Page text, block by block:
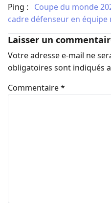
Ping :
​Coupe du monde
cadre défenseur en équipe
Laisser un
Votre adresse e-mail ne
obligatoires sont indiqués
Commentaire*